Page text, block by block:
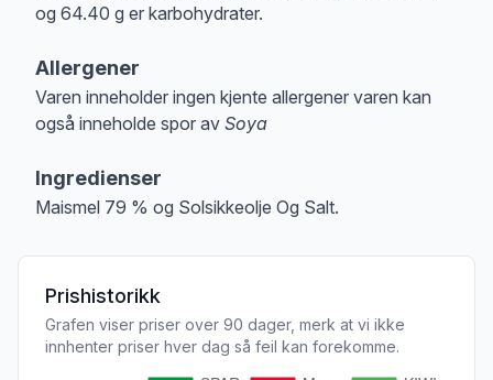
og 64.40 g er karbohydrater.
Allergener
Varen inneholder ingen kjente allergener varen kan
også inneholde spor av Soya
Ingredienser
Maismel 79 % og Solsikkeolje Og Salt.
Prishistorikk
Grafen viser priser over 90 dager, merk at vi ikke
innhenter priser hver dag så feil kan forekomme.